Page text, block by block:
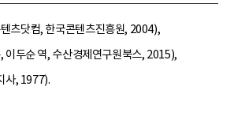
츠닷컴, 한국콘텐츠진흥원, 2004),
이두순 역, 수산경제연구원북스, 2015),
사, 1977).